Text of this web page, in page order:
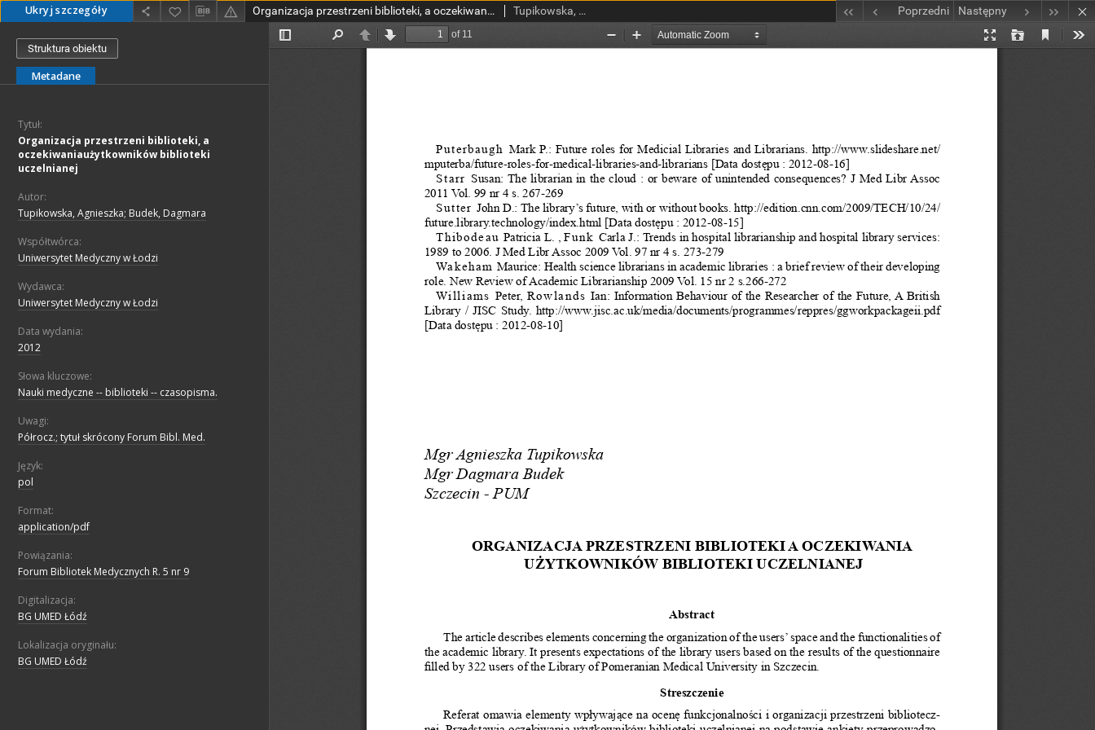
Ukryj szczegóły Organizacja przestrzeni biblioteki, a oczekiwaniaużytkowników biblioteki uczelnianej Tupikowska, Agnieszka; Budek, Dagmara Poprzedni Następny
Struktura obiektu
Metadane
Tytuł:
Organizacja przestrzeni biblioteki, a
oczekiwaniaużytkowników biblioteki
uczelnianej
Autor:
Tupikowska, Agnieszka; Budek, Dagmara
Współtwórca:
Uniwersytet Medyczny w Łodzi
Wydawca:
Uniwersytet Medyczny w Łodzi
Data wydania:
2012
Słowa kluczowe:
Nauki medyczne -- biblioteki -- czasopisma.
Uwagi:
Półrocz.; tytuł skrócony Forum Bibl. Med.
Język:
pol
Format:
application/pdf
Powiązania:
Forum Bibliotek Medycznych R. 5 nr 9
Digitalizacja:
BG UMED Łódź
Lokalizacja oryginału:
BG UMED Łódź